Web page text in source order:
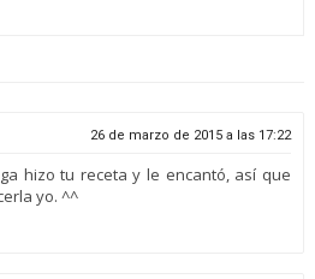
26 de marzo de 2015 a las 17:22
hizo tu receta y le encantó, así que
yo. ^^